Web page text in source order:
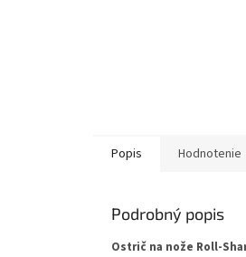
Popis Hodnotenie
Podrobný popis
Ostrič na nože Roll-